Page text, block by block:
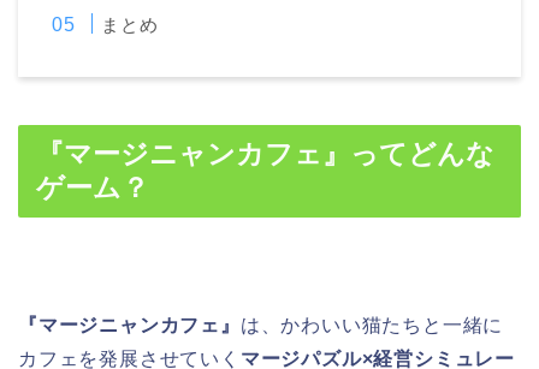
まとめ
『マージニャンカフェ』
ってどんな
ゲーム？
『マージニャンカフェ』 は、かわいい猫たちと一緒に
カフェを発展させていく マージパズル×経営シミュレー